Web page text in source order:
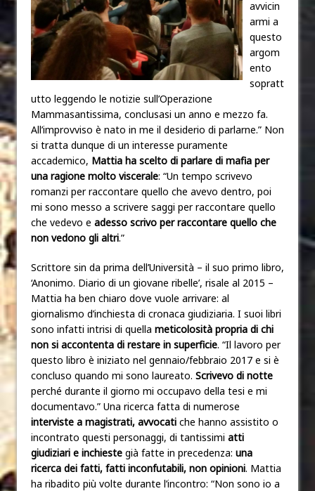
avvicin
armi a
questo
argom
ento
sopratt
utto leggendo le notizie sull’Operazione
Mammasantissima, conclusasi un anno e mezzo fa.
All’improvviso è nato in me il desiderio di parlarne.” Non
si tratta dunque di un interesse puramente
accademico, Mattia ha scelto di parlare di mafia per
una ragione molto viscerale: “Un tempo scrivevo
romanzi per raccontare quello che avevo dentro, poi
mi sono messo a scrivere saggi per raccontare quello
che vedevo e adesso scrivo per raccontare quello che
non vedono gli altri.”
Scrittore sin da prima dell’Università – il suo primo libro,
‘Anonimo. Diario di un giovane ribelle’, risale al 2015 –
Mattia ha ben chiaro dove vuole arrivare: al
giornalismo d’inchiesta di cronaca giudiziaria. I suoi libri
sono infatti intrisi di quella meticolosità propria di chi
non si accontenta di restare in superficie. “Il lavoro per
questo libro è iniziato nel gennaio/febbraio 2017 e si è
concluso quando mi sono laureato. Scrivevo di notte
perché durante il giorno mi occupavo della tesi e mi
documentavo.” Una ricerca fatta di numerose
interviste a magistrati, avvocati che hanno assistito o
incontrato questi personaggi, di tantissimi atti
giudiziari e inchieste già fatte in precedenza: una
ricerca dei fatti, fatti inconfutabili, non opinioni. Mattia
ha ribadito più volte durante l’incontro: “Non sono io a